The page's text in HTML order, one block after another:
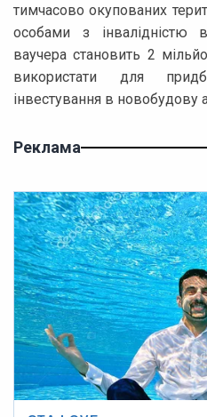
тимчасово окупованих
особами з інвалідністю
ваучера становить 2
використати для
інвестування в новобудову
Реклама